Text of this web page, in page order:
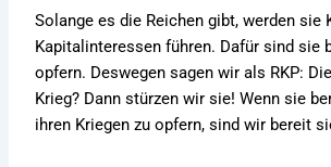
Solange es die Reichen gibt, werden sie
Kapitalinteressen führen. Dafür sind sie
opfern. Deswegen sagen wir als RKP:
Krieg? Dann stürzen wir sie! Wenn sie
ihren Kriegen zu opfern, sind wir bereit